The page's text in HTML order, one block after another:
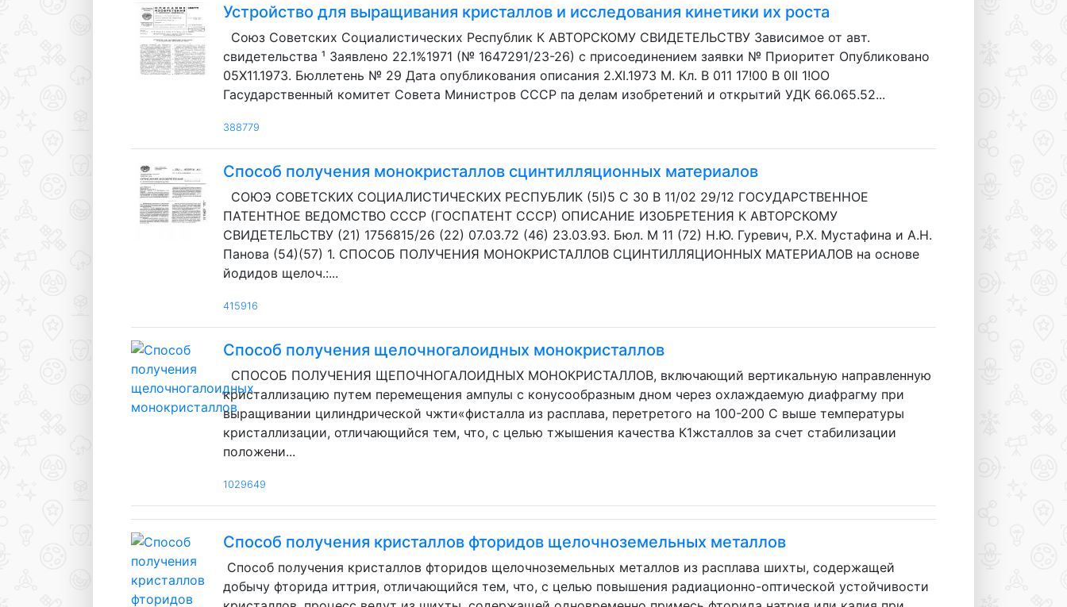
Устройство для выращивания кристаллов и исследования кинетики их роста
Союз Советских Социалистических Республик К АВТОРСКОМУ СВИДЕТЕЛЬСТВУ Зависимое от авт.
свидетельства ¹ Заявлено 22.1%1971 (№ 1647291/23-26) с присоединением заявки № Приоритет Опубликовано
05Х11.1973. Бюллетень № 29 Дата опубликования описания 2.XI.1973 M. Кл. В 011 17!00 В 0II 1!ОО
Гасударственный комитет Совета Министров СССР па делам изобретений и открытий УДК 66.065.52...
388779
Способ получения монокристаллов сцинтилляционных материалов
СОЮЭ СОВЕТСКИХ СОЦИАЛИСТИЧЕСКИХ РЕСПУБЛИК (5I)5 С 30 В 11/02 29/12 ГОСУДАРСТВЕННОЕ
ПАТЕНТНОЕ ВЕДОМСТВО СССР (ГОСПАТЕНТ СССР) ОПИСАНИЕ ИЗОБРЕТЕНИЯ К АВТОРСКОМУ
СВИДЕТЕЛЬСТВУ (21) 1756815/26 (22) 07.03.72 (46) 23.03.93. Бюл. М 11 (72) Н.Ю. Гуревич, P.Х. Мустафина и А.Н.
Панова (54)(57) 1. СПОСОБ ПОЛУЧЕНИЯ МОНОКРИСТАЛЛОВ СЦИНТИЛЛЯЦИОННЫХ МАТЕРИАЛОВ на основе
йодидов щелоч.:...
415916
Способ получения щелочногалоидных монокристаллов
СПОСОБ ПОЛУЧЕНИЯ ЩЕПОЧНОГАЛОИДНЫХ МОНОКРИСТАЛЛОВ, включающий вертикальную направленную
кристаллизацию путем перемещения ампулы с конусообразным дном через охлаждаемую диафрагму при
выращивании цилиндрической чжти«фисталла из расплава, перетретого на 100-200 С выше температуры
кристаллизации, отличающийся тем, что, с целью тжышения качества К1жсталлов за счет стабилизации
положени...
1029649
Способ получения кристаллов фторидов щелочноземельных металлов
Способ получения кристаллов фторидов щелочноземельных металлов из расплава шихты, содержащей
добычу фторида иттрия, отличающийся тем, что, с целью повышения радиационно-оптической устойчивости